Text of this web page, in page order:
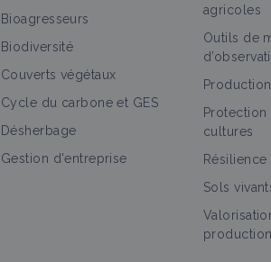
Bioagresseurs
Biodiversité
Couverts végétaux
Cycle du carbone et GES
Désherbage
Gestion d'entreprise
agricoles
Outils de
cultures
Sols
production